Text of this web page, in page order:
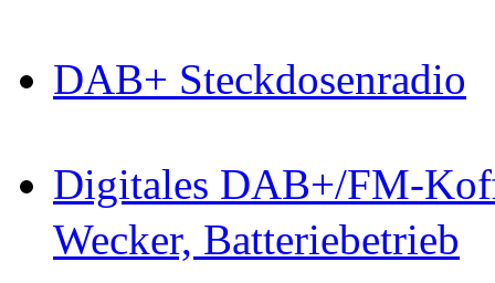
DAB+ Steckdosenradio
Digitales DAB+/FM-
Wecker, Batteriebetrieb